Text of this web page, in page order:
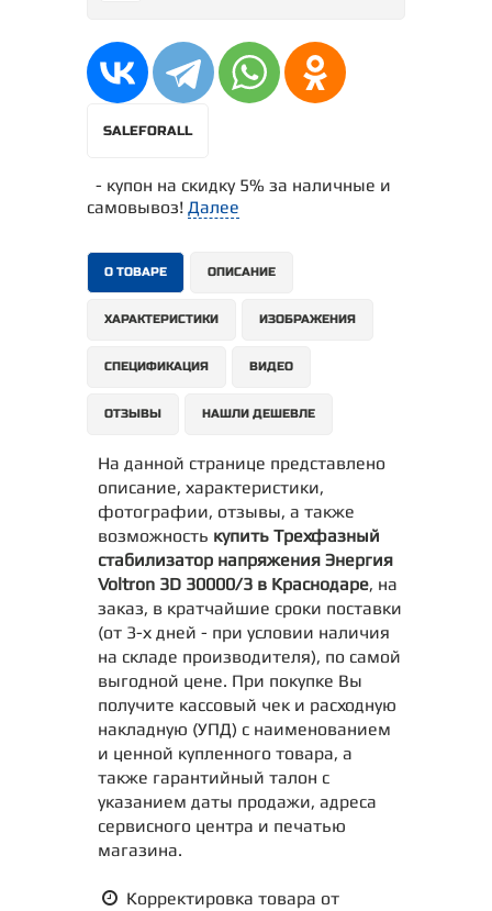
SALEFORALL
- купон на скидку 5% за наличные и
самовывоз! Далее
О ТОВАРЕ ОПИСАНИЕ
ХАРАКТЕРИСТИКИ ИЗОБРАЖЕНИЯ
СПЕЦИФИКАЦИЯ ВИДЕО
ОТЗЫВЫ НАШЛИ ДЕШЕВЛЕ
На данной странице представлено
описание, характеристики,
фотографии, отзывы, а также
возможность купить Трехфазный
стабилизатор напряжения Энергия
Voltron 3D 30000/3 в Краснодаре, на
заказ, в кратчайшие сроки поставки
(от 3-х дней - при условии наличия
на складе производителя), по самой
выгодной цене. При покупке Вы
получите кассовый чек и расходную
накладную (УПД) с наименованием
и ценной купленного товара, а
также гарантийный талон с
указанием даты продажи, адреса
сервисного центра и печатью
магазина.
Корректировка товара от